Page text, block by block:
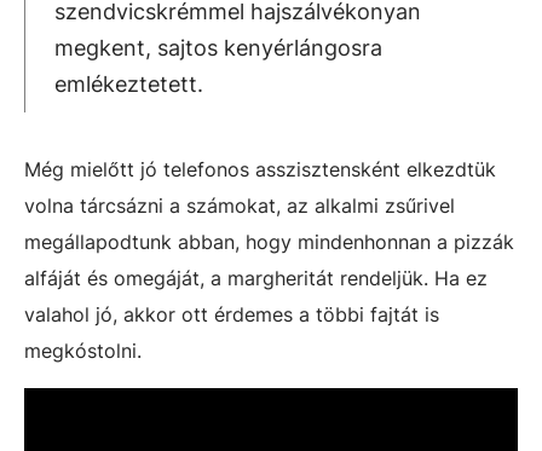
szendvicskrémmel hajszálvékonyan
megkent, sajtos kenyérlángosra
emlékeztetett.
Még mielőtt jó telefonos asszisztensként elkezdtük
volna tárcsázni a számokat, az alkalmi zsűrivel
megállapodtunk abban, hogy mindenhonnan a pizzák
alfáját és omegáját, a margheritát rendeljük. Ha ez
valahol jó, akkor ott érdemes a többi fajtát is
megkóstolni.